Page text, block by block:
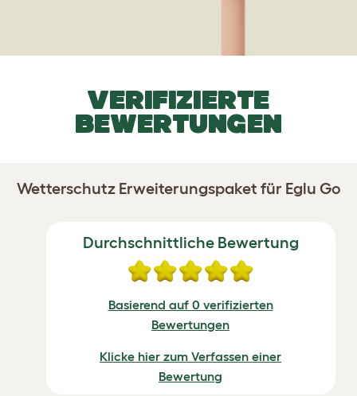
VERIFIZIERTE
BEWERTUNGEN
Wetterschutz Erweiterungspaket für Eglu Go
Durchschnittliche Bewertung
Basierend auf 0 verifizierten
Bewertungen
Klicke hier zum Verfassen einer
Bewertung